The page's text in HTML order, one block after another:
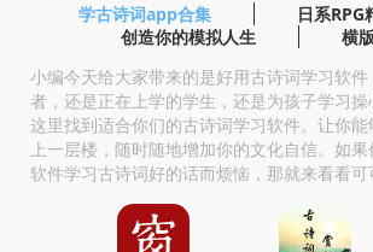
学古诗词app合集
日系RPG
创造你的模拟人生
横
小编今天给大家带来的是好用古诗词学习软
者，还是正在上学的学生，还是为孩子学习
这里找到适合你们的古诗词学习软件。让你
上一层楼，随时随地增加你的文化自信。如
软件学习古诗词好的话而烦恼，那就来看看可